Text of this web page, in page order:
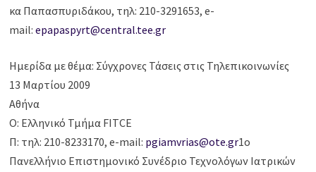
κα Παπασπυριδάκου, τηλ: 210-3291653, e-
mail:epapaspyrt@central.tee.gr
Ημερίδα με θέμα: Σύγχρονες Τάσεις στις Τηλεπικοινωνίες
13 Μαρτίου 2009
Αθήνα
Ο: Ελληνικό Τμήμα FITCE
Π: τηλ: 210-8233170, e-mail: pgiamvrias@ote.gr1ο
Πανελλήνιο Επιστημονικό Συνέδριο Τεχνολόγων Ιατρικών